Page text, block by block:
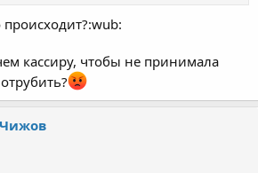
кассиру, чтобы не принимала